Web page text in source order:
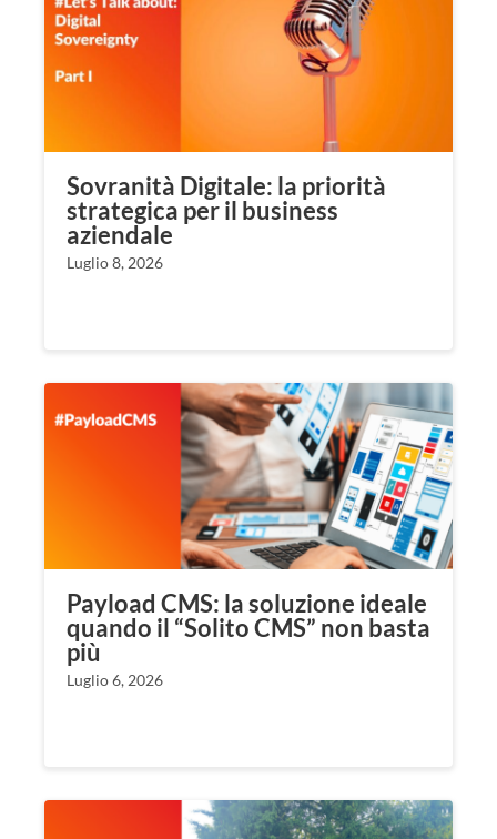
Sovranità Digitale: la priorità
strategica per il business
aziendale
Luglio 8, 2026
Payload CMS: la soluzione ideale
quando il “Solito CMS” non basta
più
Luglio 6, 2026